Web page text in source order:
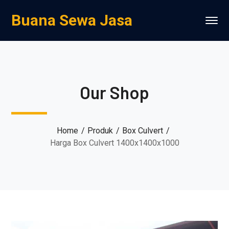
Buana Sewa Jasa
Our Shop
Home Produk
Box Culvert
Harga Box Culvert 1400x1400x1000